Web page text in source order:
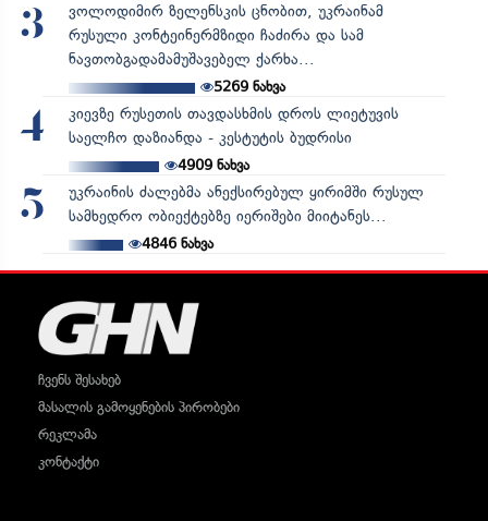
3
ვოლოდიმირ ზელენსკის ცნობით, უკრაინამ
რუსული კონტეინერმზიდი ჩაძირა და სამ
ნავთობგადამამუშავებელ ქარხა...
5269ნახვა
4
კიევზე რუსეთის თავდასხმის დროს ლიეტუვის
საელჩო დაზიანდა - კესტუტის ბუდრისი
4909ნახვა
5
უკრაინის ძალებმა ანექსირებულ ყირიმში რუსულ
სამხედრო ობიექტებზე იერიშები მიიტანეს...
4846ნახვა
ჩვენს შესახებ
მასალის გამოყენების პირობები
რეკლამა
კონტაქტი